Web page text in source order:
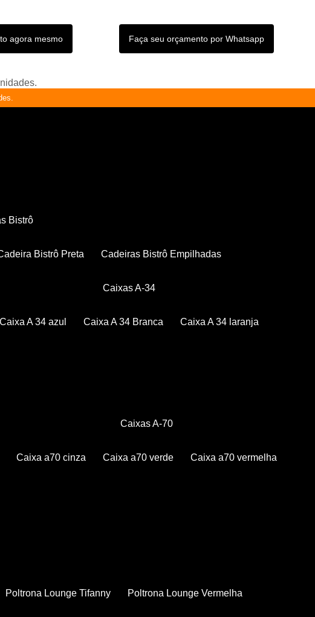
agora mesmo Faça seu orçamento por Whatsapp
Bistrô
Cadeira Bistrô Preta Cadeiras Bistrô Empilhadas
Caixas A-34
Caixa A 34 azul Caixa A 34 Branca Caixa A 34 laranja
Caixas A-70
Caixa a70 cinza Caixa a70 verde Caixa a70 vermelha
Poltrona Lounge Tifanny Poltrona Lounge Vermelha